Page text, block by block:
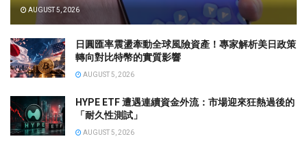
AUGUST 5, 2026
日圓匯率震盪牽動全球風險資產！專家解析美日政策
轉向對比特幣的實質影響
AUGUST 5, 2026
HYPE ETF 遭遇連續資金外流：市場迎來狂熱過後的
「耐久性測試」
AUGUST 5, 2026